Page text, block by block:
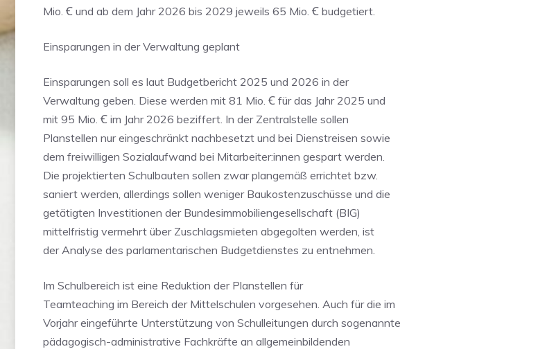
Mio. Ꞓ und ab dem Jahr 2026 bis 2029 jeweils 65 Mio. Ꞓ budgetiert.
Einsparungen in der Verwaltung geplant
Einsparungen soll es laut Budgetbericht 2025 und 2026 in der
Verwaltung geben. Diese werden mit 81 Mio. Ꞓ für das Jahr 2025 und
mit 95 Mio. Ꞓ im Jahr 2026 beziffert. In der Zentralstelle sollen
Planstellen nur eingeschränkt nachbesetzt und bei Dienstreisen sowie
dem freiwilligen Sozialaufwand bei Mitarbeiter:innen gespart werden.
Die projektierten Schulbauten sollen zwar plangemäß errichtet bzw.
saniert werden, allerdings sollen weniger Baukostenzuschüsse und die
getätigten Investitionen der Bundesimmobiliengesellschaft (BIG)
mittelfristig vermehrt über Zuschlagsmieten abgegolten werden, ist
der Analyse des parlamentarischen Budgetdienstes zu entnehmen.
Im Schulbereich ist eine Reduktion der Planstellen für
Teamteaching im Bereich der Mittelschulen vorgesehen. Auch für die im
Vorjahr eingeführte Unterstützung von Schulleitungen durch sogenannte
pädagogisch-administrative Fachkräfte an allgemeinbildenden